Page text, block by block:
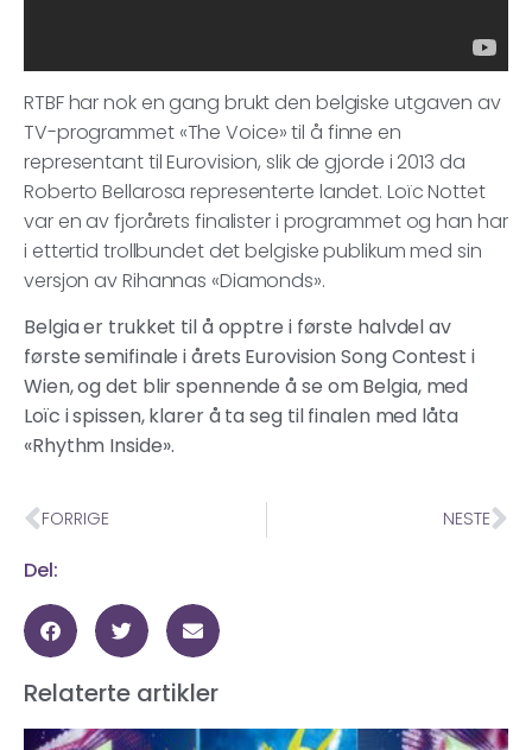
RTBF har nok en gang brukt den belgiske utgaven av
TV-programmet «The Voice» til å finne en
representant til Eurovision, slik de gjorde i 2013 da
Roberto Bellarosa representerte landet. Loïc Nottet
var en av fjorårets finalister i programmet og han har
i ettertid trollbundet det belgiske publikum med sin
versjon av Rihannas «Diamonds».
Belgia er trukket til å opptre i første halvdel av
første semifinale i årets Eurovision Song Contest i
Wien, og det blir spennende å se om Belgia, med
Loïc i spissen, klarer å ta seg til finalen med låta
«Rhythm Inside».
FORRIGE NESTE
Del:
Relaterte artikler